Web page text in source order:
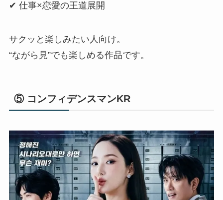
✔ 仕事×恋愛の王道展開
サクッと楽しみたい人向け。
“ながら見”でも楽しめる作品です。
⑤ コンフィデンスマンKR